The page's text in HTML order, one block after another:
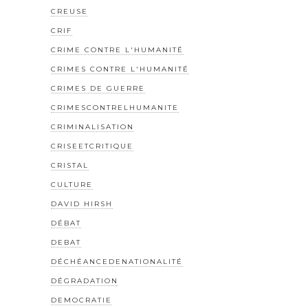
CREUSE
CRIF
CRIME CONTRE L'HUMANITÉ
CRIMES CONTRE L'HUMANITÉ
CRIMES DE GUERRE
CRIMESCONTRELHUMANITE
CRIMINALISATION
CRISEETCRITIQUE
CRISTAL
CULTURE
DAVID HIRSH
DÉBAT
DEBAT
DÉCHÉANCEDENATIONALITÉ
DÉGRADATION
DEMOCRATIE